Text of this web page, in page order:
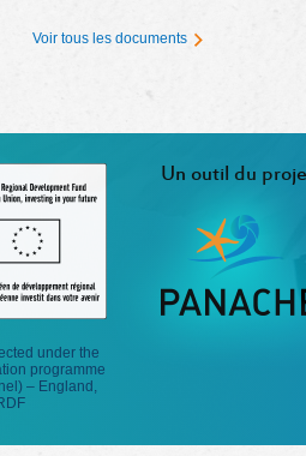
Voir tous les documents
under the
programme
– England,
Un outil du